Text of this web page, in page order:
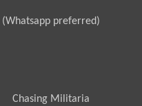
(Whatsapp preferred)
Chasing Militaria